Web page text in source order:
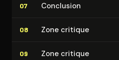
07 Conclusion
08 Zone critique
09 Zone critique